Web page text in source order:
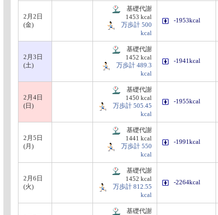
2月2日
(金)
基礎代謝
1453 kcal
万歩計 500
kcal
-1953kcal
2月3日
(土)
基礎代謝
1452 kcal
万歩計 489.3
kcal
-1941kcal
2月4日
(日)
基礎代謝
1450 kcal
万歩計 505.45
kcal
-1955kcal
2月5日
(月)
基礎代謝
1441 kcal
万歩計 550
kcal
-1991kcal
2月6日
(火)
基礎代謝
1452 kcal
万歩計 812.55
kcal
-2264kcal
基礎代謝